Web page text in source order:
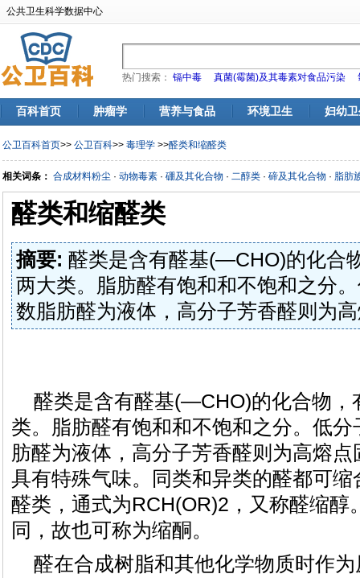
公共卫生科学数据中心
热门搜索： 镉中毒 真菌(霉菌)及其毒素对食品污染
百科首页 肿瘤学 营养与食品 环境卫生 妇幼
公卫百科首页>> 公卫百科>> 毒理学 >>醛类和缩醛类
相关词条： 合成材料粉尘 · 动物毒素 · 硼及其化合物 · 二醇类 · 碲及其化合物 · 脂肪
醛类和缩醛类
摘要: 醛类是含有醛基(—CHO)的化合
两大类。脂肪醛有饱和和不饱和之分
数脂肪醛为液体，高分子芳香醛则为
醛类是含有醛基(—CHO)的化合物，
类。脂肪醛有饱和和不饱和之分。低
肪醛为液体，高分子芳香醛则为高熔
具有特殊气味。同类和异类的醛都可
醛类，通式为RCH(OR)2，又称醛缩醇
同，故也可称为缩酮。
醛在合成树脂和其他化学物质时作